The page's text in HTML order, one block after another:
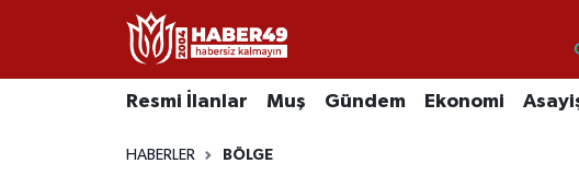
Resmi İlanlar Muş Gündem Ekonomi
HABERLER BÖLGE
Resmi İlanlar
Uşak Nöbetçi Eczaneler